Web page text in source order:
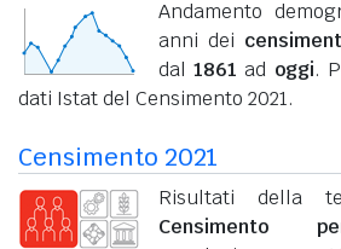
Andamento
anni dei
dal1861 ad oggi.
dati Istat del Censimento 2021.
Censimento 2021
Risultati della
Censimento